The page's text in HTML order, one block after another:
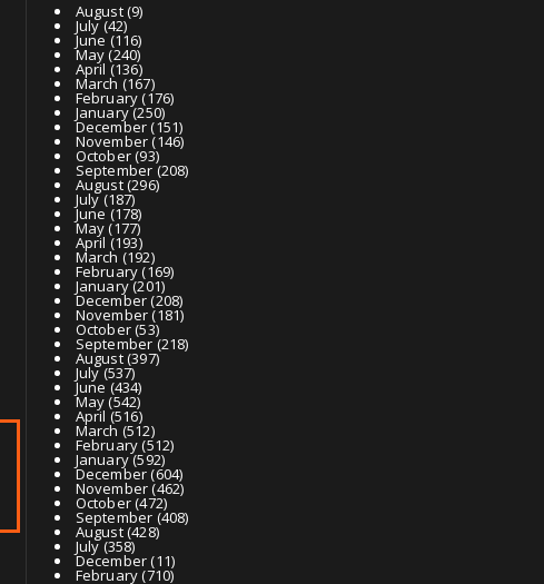
August(9)
July(42)
June(116)
May(240)
April (136)
March (167)
February(176)
January(250)
December(151)
November(146)
October(93)
September(208)
August(296)
July(187)
June(178)
May(177)
April (193)
March (192)
February(169)
January(201)
December(208)
November(181)
October(53)
September(218)
August(397)
July(537)
June(434)
May(542)
April (516)
March (512)
February(512)
January(592)
December(604)
November(462)
October(472)
September (408)
August(428)
July(358)
December(11)
February(710)